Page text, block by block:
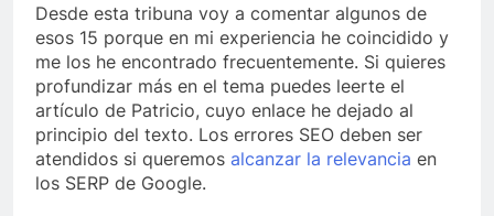
Desde esta tribuna voy a comentar algunos de
esos 15 porque en mi experiencia he coincidido y
me los he encontrado frecuentemente. Si quieres
profundizar más en el tema puedes leerte el
artículo de Patricio, cuyo enlace he dejado al
principio del texto. Los errores SEO deben ser
atendidos si queremos alcanzar la relevancia en
los SERP de Google.